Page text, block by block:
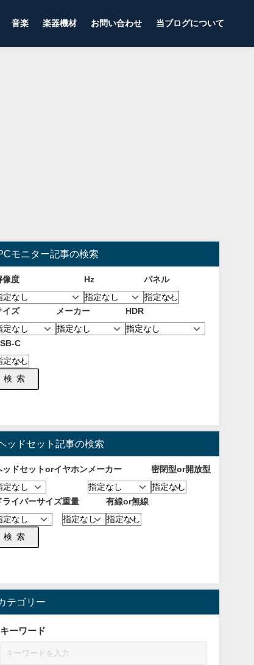
音楽 楽器機材 お問い合わせ 当ブログについて
ゲーミングデバイス
！海外サーバーにするメリッ
とおすすめなVPNについて！
Steam版も可能】
2023年10月10日
ゲーミングモニター！選び方と
注意点について！
2026年8月6日
モニター記事の検索
像度 Hz パネル
イズ メーカー HDR
C
検索
ッドセット記事の検索
ッドセットorイヤホン メーカー 密閉型or開放型
ライバーサイズ重量 有線or無線
検索
テゴリー
キーワード